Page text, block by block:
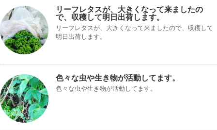
リーフレタスが、大きくなって来ましたの
で、収穫して明日出荷します。
リーフレタスが、大きくなって来ましたので、収穫して
明日出荷します。
色々な虫や生き物が活動してます。
色々な虫や生き物が活動してます。